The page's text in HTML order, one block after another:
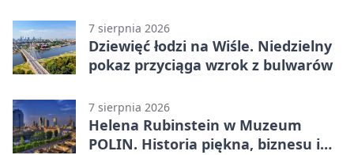
7 sierpnia 2026
Dziewięć łodzi na Wiśle. Niedzielny
pokaz przyciąga wzrok z bulwarów
7 sierpnia 2026
Helena Rubinstein w Muzeum
POLIN. Historia piękna, biznesu i